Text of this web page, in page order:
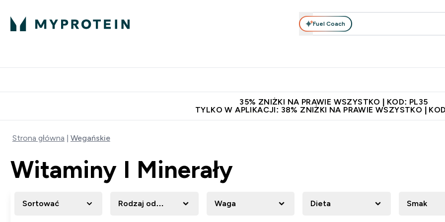
Fuel Coach
35% ZNIŻKI NA PRAWIE WSZYSTKO | KOD: PL35
TYLKO W APLIKACJI: 38% ZNIŻKI NA PRAWIE WSZYSTKO |
Strona główna Wegańskie
Witaminy I Minerały
Sortować Rodzaj odżywki Waga Dieta Smak